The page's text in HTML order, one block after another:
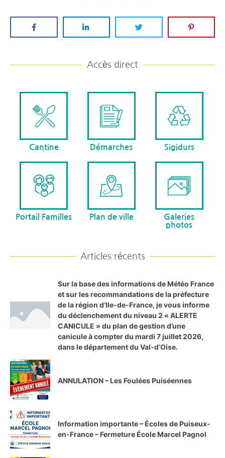
Accès direct
Cantine Démarches Sigidurs
Portail Familles Plan de ville
Galeries
photos
Articles récents
Sur la base des informations de Météo France
et sur les recommandations de la préfecture
de la région d’Ile-de-France, je vous informe
du déclenchement du niveau 2 « ALERTE
CANICULE » du plan de gestion d’une
canicule à compter du mardi 7 juillet 2026,
dans le département du Val-d’Oise.
ANNULATION – Les Foulées Puiséennes
Information importante – Écoles de Puiseux-
en-France – Fermeture École Marcel Pagnol